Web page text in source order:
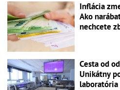
Inflácia
Ako
nechcete
Cesta od
Unikátny
laboratória